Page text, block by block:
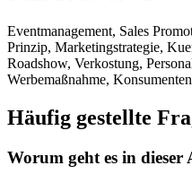
Eventmanagement, Sales
Prinzip, Marketingstrategie,
Roadshow, Verkostung,
Werbemaßnahme,
Häufig gestellte
Worum geht es in